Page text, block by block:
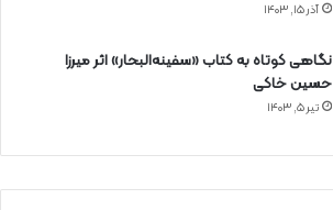
آذر ۱۵, ۱۴۰۳
نگاهی کوتاه به کتاب «سفینه‌البحار» اثر میرزا
حسین خاکی
تیر ۵, ۱۴۰۳